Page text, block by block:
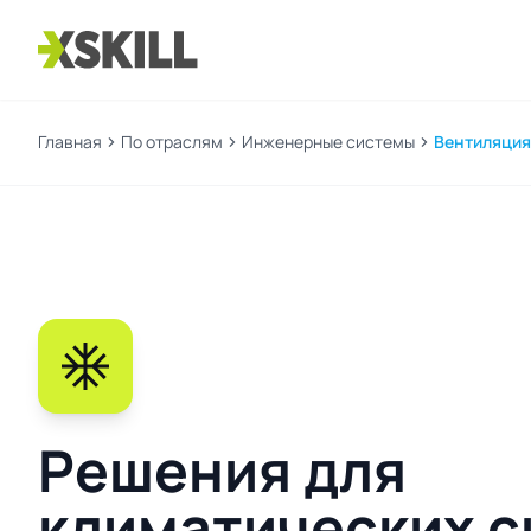
Главная chevron_right По отраслям chevron_right Инженерные системы chevron_right
ac_unit
Решения для